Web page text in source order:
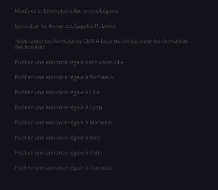
Modèles et Exemples d'Annonces Légales
Consulter les Annonces Légales Publiées
Télécharger les formulaires CERFA les plus utilisés pour les formalités
des sociétés
Publiez une annonce légale dans votre ville
Publiez une annonce légale à Bordeaux
Publiez une annonce légale à Lille
Publiez une annonce légale à Lyon
Publiez une annonce légale à Marseille
Publiez une annonce légale à Nice
Publiez une annonce légale à Paris
Publiez une annonce légale à Toulouse